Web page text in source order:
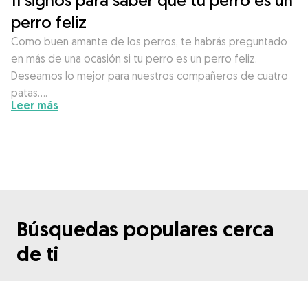
perro feliz
Como buen amante de los perros, te habrás preguntado
en más de una ocasión si tu perro es un perro feliz.
Deseamos lo mejor para nuestros compañeros de cuatro
patas….
Leer más
Búsquedas populares cerca
de ti